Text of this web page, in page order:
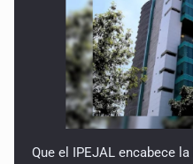
Que el IPEJAL encabece